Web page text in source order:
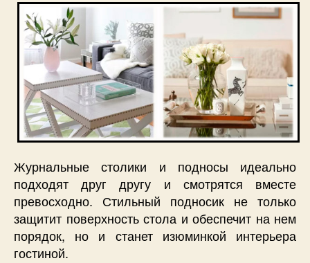
Журнальные столики и подносы идеально
подходят друг другу и смотрятся вместе
превосходно. Стильный подносик не только
защитит поверхность стола и обеспечит на нем
порядок, но и станет изюминкой интерьера
гостиной.